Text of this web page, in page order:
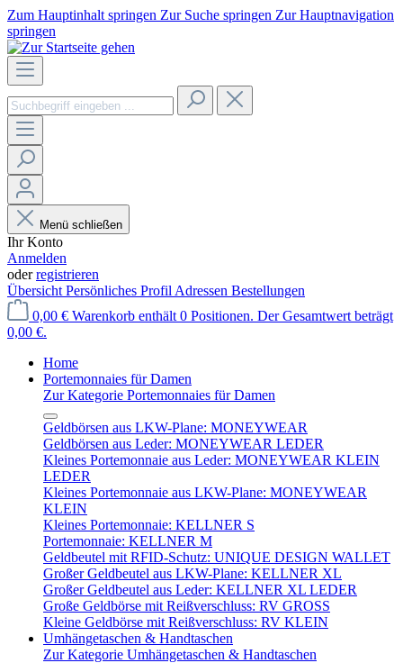
Zum Hauptinhalt springen Zur Suche springen Zur Hauptnavigation
springen
Menü schließen
Ihr Konto
Anmelden
oderregistrieren
Übersicht Persönliches Profil Adressen Bestellungen
0,00 € Warenkorb enthält 0 Positionen. Der Gesamtwert beträgt
0,00 €.
Home
Portemonnaies für Damen
Zur Kategorie Portemonnaies für Damen
Geldbörsen aus LKW-Plane: MONEYWEAR
Geldbörsen aus Leder: MONEYWEAR LEDER
Kleines Portemonnaie aus Leder: MONEYWEAR KLEIN
LEDER
Kleines Portemonnaie aus LKW-Plane: MONEYWEAR
KLEIN
Kleines Portemonnaie: KELLNER S
Portemonnaie: KELLNER M
Geldbeutel mit RFID-Schutz: UNIQUE DESIGN WALLET
Großer Geldbeutel aus LKW-Plane: KELLNER XL
Großer Geldbeutel aus Leder: KELLNER XL LEDER
Große Geldbörse mit Reißverschluss: RV GROSS
Kleine Geldbörse mit Reißverschluss: RV KLEIN
Umhängetaschen & Handtaschen
Zur Kategorie Umhängetaschen & Handtaschen